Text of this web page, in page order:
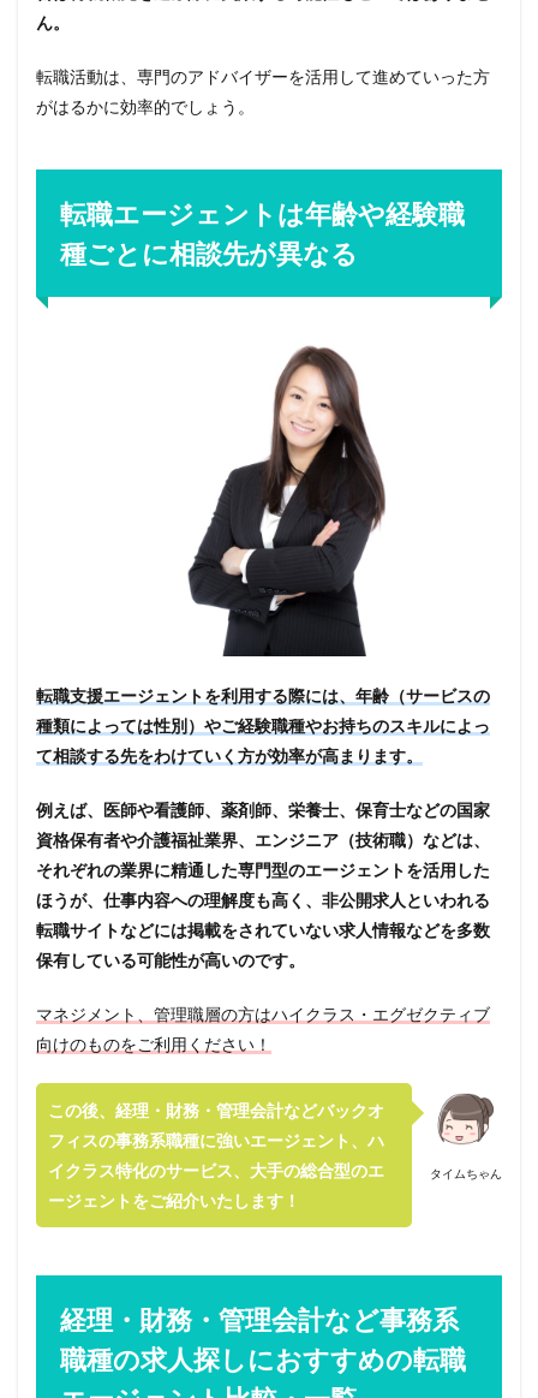
ん。
転職活動は、専門のアドバイザーを活用して進めていった方
がはるかに効率的でしょう。
転職エージェントは年齢や経験職
種ごとに相談先が異なる
転職支援エージェントを利用する際には、年齢（サービスの
種類によっては性別）やご経験職種やお持ちのスキルによっ
て相談する先をわけていく方が効率が高まります。
例えば、医師や看護師、薬剤師、栄養士、保育士などの国家
資格保有者や介護福祉業界、エンジニア（技術職）などは、
それぞれの業界に精通した専門型のエージェントを活用した
ほうが、仕事内容への理解度も高く、非公開求人といわれる
転職サイトなどには掲載をされていない求人情報などを多数
保有している可能性が高いのです。
マネジメント、管理職層の方はハイクラス・エグゼクティブ
向けのものをご利用ください！
タイムちゃん
この後、経理・財務・管理会計などバックオ
フィスの事務系職種に強いエージェント、ハ
イクラス特化のサービス、大手の総合型のエ
ージェントをご紹介いたします！
経理・財務・管理会計など事務系
職種の求人探しにおすすめの転職